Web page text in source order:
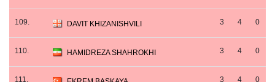
109. DAVIT KHIZANISHVILI 3 4 0
110. HAMIDREZA SHAHROKHI 3 4 0
111. 3 4 0